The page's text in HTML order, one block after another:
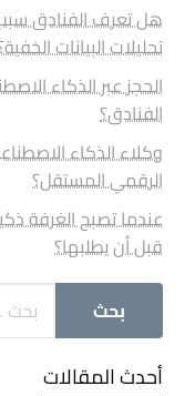
هل تعرف الفنادق
تحليلات البيانات
الحجز عبر الذكاء
الفنادق؟
وكلاء الذكاء
الرقمي المستقل؟
عندما تصبح الغرفة
قبل أن يطلبها؟
أحدث المقالات